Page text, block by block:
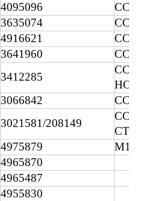
4095096
3635074
4916621
3641960
3412285
3066842
3021581/208149
4975879
М11
4965870
4965487
4955830